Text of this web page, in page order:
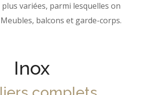
variées, parmi lesquelles on
balcons et garde-corps.
Inox